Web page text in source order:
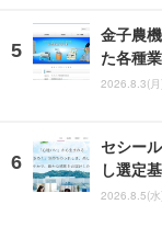
金子農
た各種
2026.8.3(
セシー
し選定
2026.8.5(